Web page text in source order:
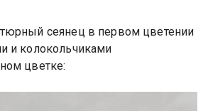
сеянец в первом цветении
и колокольчиками
цветке: